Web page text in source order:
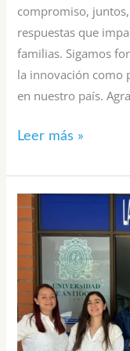
compromiso,
respuestas que
familias. Sigamos
la innovación como
en nuestro país.
Leer más »
Fortaleciendo
alianzas
para
el
desarrollo
de